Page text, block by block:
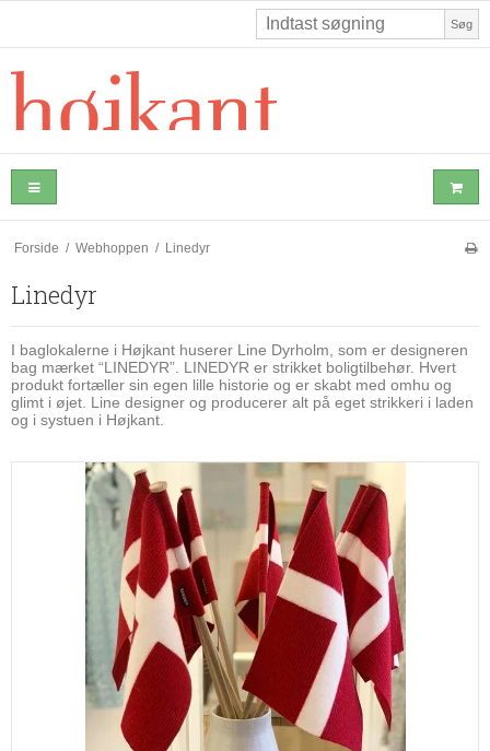
Søg
Forside / Webhoppen / Linedyr
Linedyr
I baglokalerne i Højkant huserer Line Dyrholm, som er designeren
bag mærket “LINEDYR”. LINEDYR er strikket boligtilbehør. Hvert
produkt fortæller sin egen lille historie og er skabt med omhu og
glimt i øjet. Line designer og producerer alt på eget strikkeri i laden
og i systuen i Højkant.